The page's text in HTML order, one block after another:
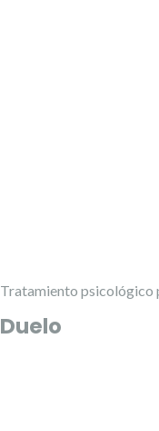
Tratamiento psicológico
Duelo